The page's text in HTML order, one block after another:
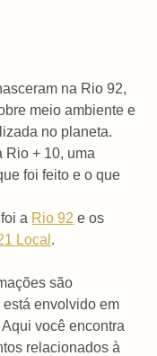
na Rio 92,
meio ambiente e
no planeta.
Rio + 10, uma
foi feito e o que
a Rio 92 e os
Local .
são
envolvido em
você encontra
relacionados à